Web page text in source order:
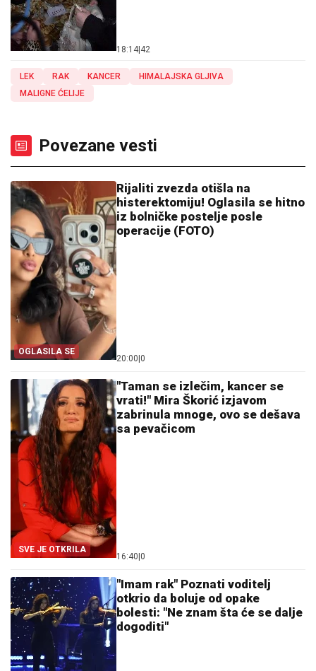
18:14 42
LEK RAK KANCER
HIMALAJSKA GLJIVA
MALIGNE ĆELIJE
Povezane vesti
OGLASILA SE
Rijaliti zvezda otišla na
histerektomiju! Oglasila se hitno
iz bolničke postelje posle
operacije (FOTO)
20:00 0
SVE JE OTKRILA
"Taman se izlečim, kancer se
vrati!" Mira Škorić izjavom
zabrinula mnoge, ovo se dešava
sa pevačicom
16:40 0
"Imam rak" Poznati voditelj
otkrio da boluje od opake
bolesti: "Ne znam šta će se dalje
dogoditi"